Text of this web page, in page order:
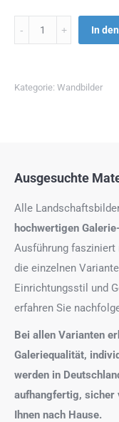
Menge In
Kategorie: Wandbilder
Ausgesuchte
Alle
hochwertigen
Ausführung fasziniert
die einzelnen
Einrichtungsstil und
erfahren Sie
Bei allen Varianten
Galeriequalität,
werden in
aufhangfertig, sicher
Ihnen nach Hause.